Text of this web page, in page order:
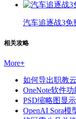
汽车追逐战3免
相关攻略
More+
如何导出职教
OneNote软件
PSD缩略图显
OpenAI Sora模